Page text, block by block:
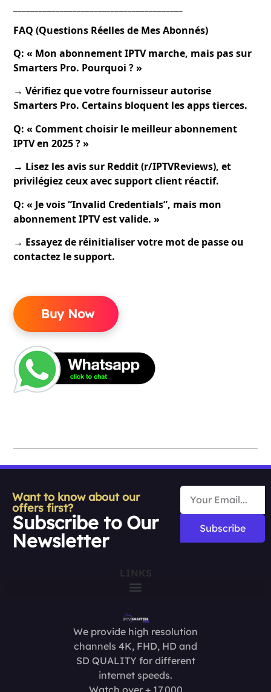
FAQ (Questions Réelles de Mes Abonnés)
Q: « Mon abonnement IPTV marche, mais pas sur
Smarters Pro. Pourquoi ? »
→ Vérifiez que votre fournisseur autorise
Smarters Pro. Certains bloquent les apps tierces.
Q: « Comment choisir le meilleur abonnement
IPTV en 2025 ? »
→ Lisez les avis sur Reddit (r/IPTVReviews), et
privilégiez ceux avec support client réactif.
Q: « Je vois “Invalid Credentials”, mais mon
abonnement IPTV est valide. »
→ Essayez de réinitialiser votre mot de passe ou
contactez le support.
Buy Now
Want to know about our
offers first?
Subscribe to Our
Newsletter
Subscribe
LINKS
We provide high resolution
channels 4K, FHD, HD and
SD QUALITY for different
internet speeds.
Watch over + 17,000